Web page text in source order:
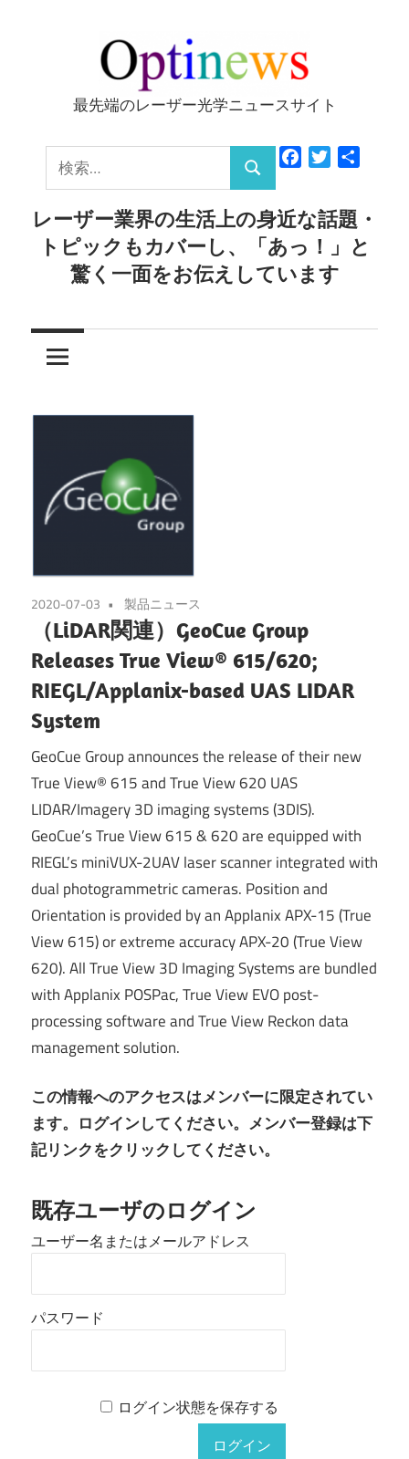
ッ
Optinews
最先端のレーザー光学ニュースサイト
索:
検
索
FacebookTwitter
レーザー業界の生活上の身近な話題・
トピックもカバーし、「あっ！」と
驚く一面をお伝えしています
2020-07-03 製品ニュース
（LiDAR関連）GeoCue Group
Releases True View® 615/620;
RIEGL/Applanix-based UAS LIDAR
System
GeoCue Group announces the release of their new
True View® 615 and True View 620 UAS
LIDAR/Imagery 3D imaging systems (3DIS).
GeoCue’s True View 615 & 620 are equipped with
RIEGL’s miniVUX-2UAV laser scanner integrated with
dual photogrammetric cameras. Position and
Orientation is provided by an Applanix APX-15 (True
View 615) or extreme accuracy APX-20 (True View
620). All True View 3D Imaging Systems are bundled
with Applanix POSPac, True View EVO post-
processing software and True View Reckon data
management solution.
この情報へのアクセスはメンバーに限定されてい
ます。ログインしてください。メンバー登録は下
記リンクをクリックしてください。
既存ユーザのログイン
ユーザー名またはメールアドレス
パスワード
ログイン状態を保存する